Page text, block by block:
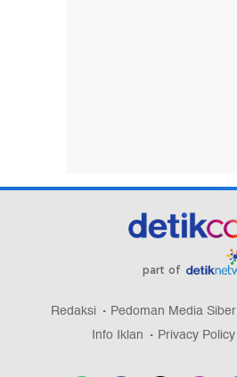
part of
Redaksi Pedoman Media Siber
Info Iklan
Privacy Policy